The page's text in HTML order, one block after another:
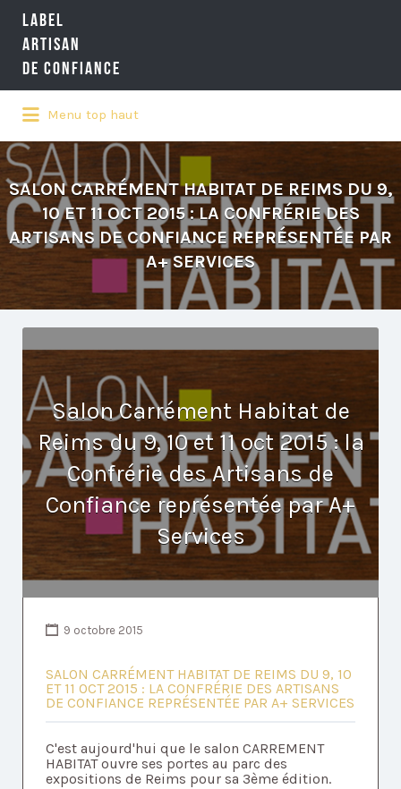
LABEL
ARTISAN
DE CONFIANCE
LA RÉFÉRENCE QUALITÉ NATIONALE
DE L'ARTISANAT
Rechercher:
Menu top haut
SALON CARRÉMENT HABITAT DE REIMS DU 9,
10 ET 11 OCT 2015 : LA CONFRÉRIE DES
ARTISANS DE CONFIANCE REPRÉSENTÉE PAR
A+ SERVICES
Salon Carrément Habitat de
Reims du 9, 10 et 11 oct 2015 : la
Confrérie des Artisans de
Confiance représentée par A+
Services
9 octobre 2015
SALON CARRÉMENT HABITAT DE REIMS DU 9, 10
ET 11 OCT 2015 : LA CONFRÉRIE DES ARTISANS
DE CONFIANCE REPRÉSENTÉE PAR A+ SERVICES
C'est aujourd'hui que le salon CARREMENT
HABITAT ouvre ses portes au parc des
expositions de Reims pour sa 3ème édition.